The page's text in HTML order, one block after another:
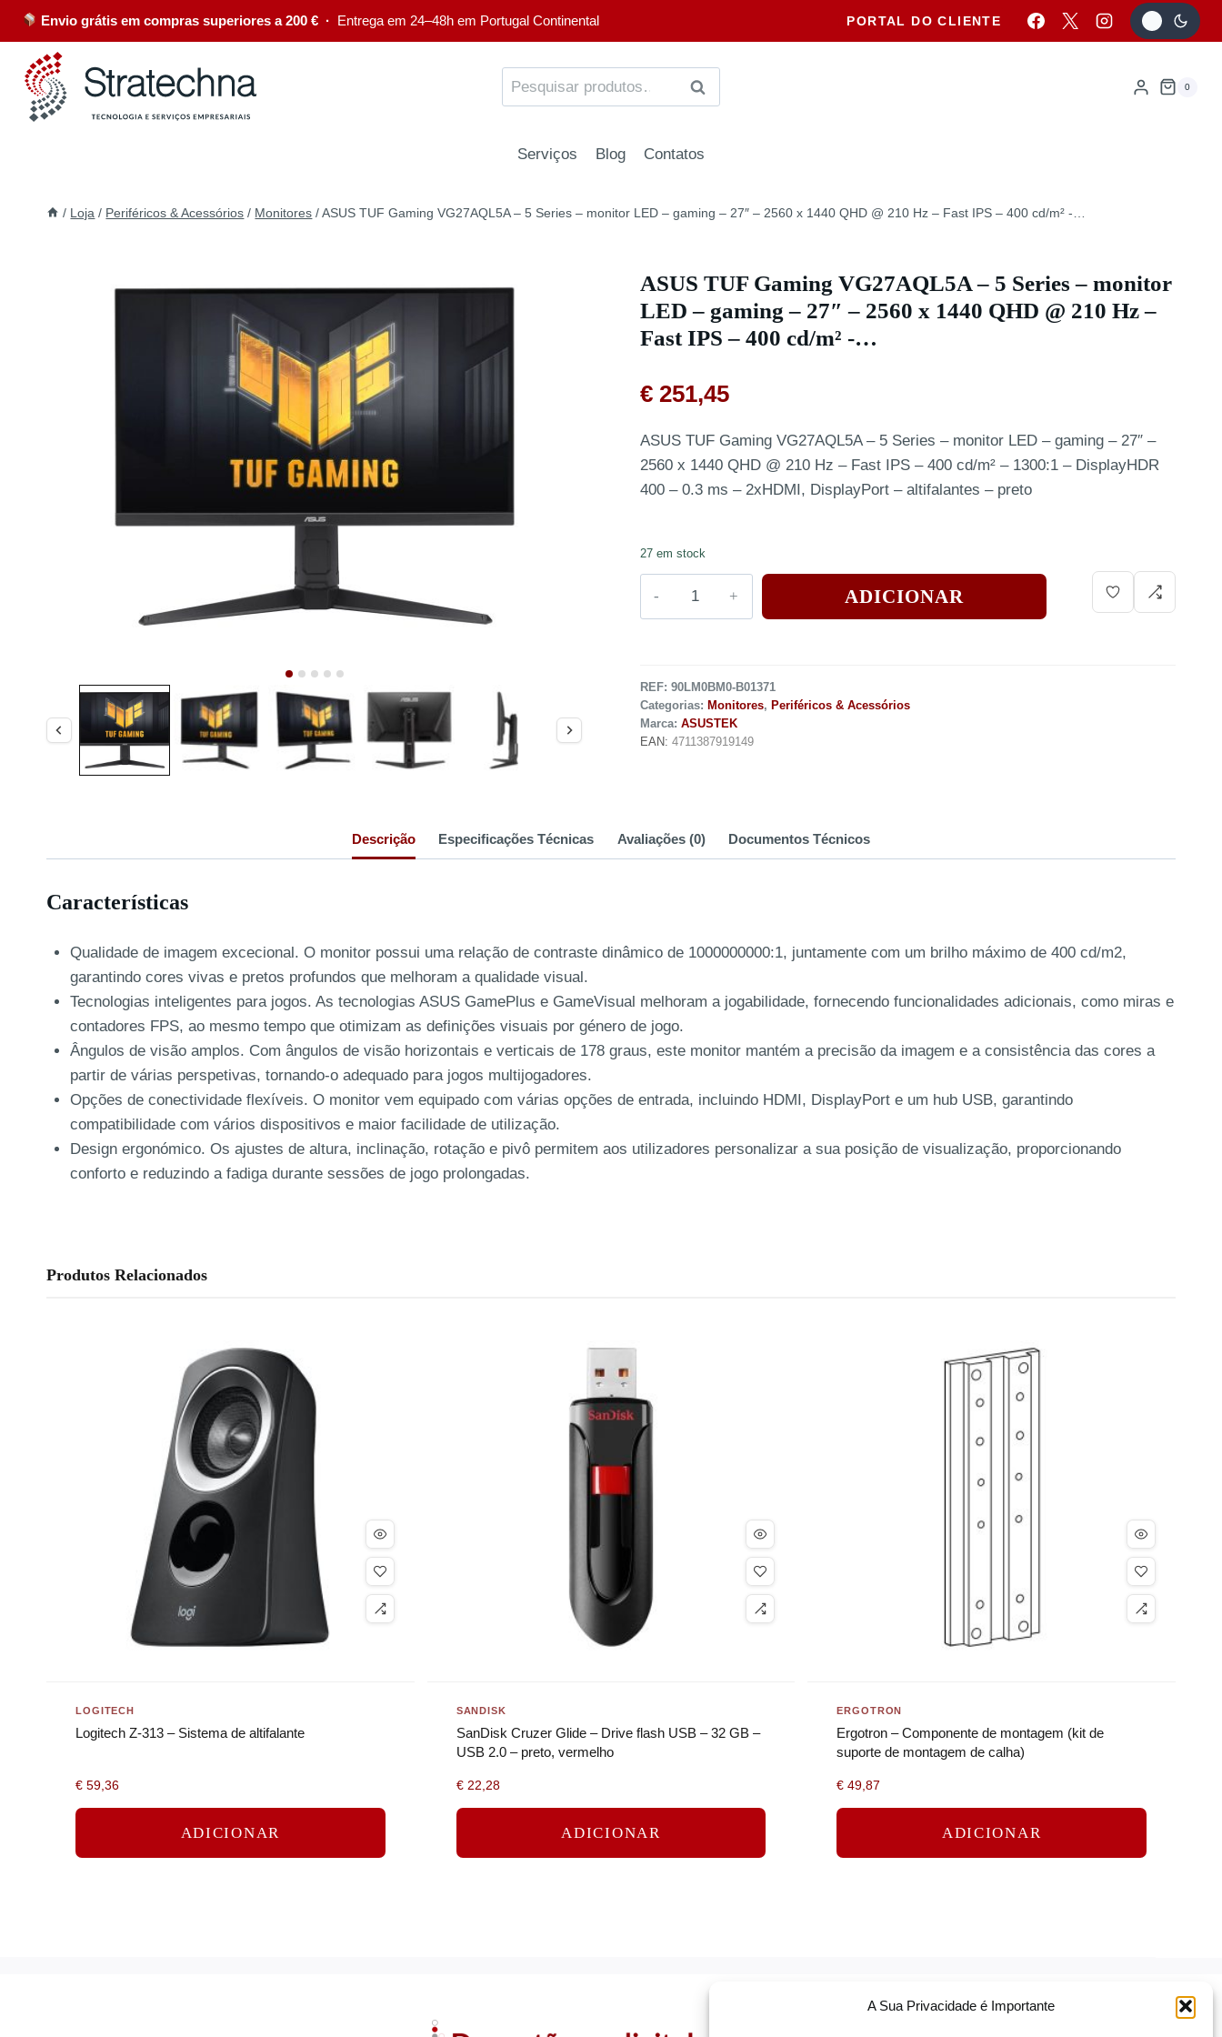
A Sua Privacidade é Importante
Envio grátis em compras superiores a 200 € · Entrega em 24–48h em Portugal Continental PORTAL DO CLIENTE
PESQUISA 0
Serviços Blog Contatos
/ Loja / Periféricos & Acessórios / Monitores / ASUS TUF Gaming VG27AQL5A – 5 Series – monitor LED – gaming – 27″ – 2560 x 1440 QHD @ 210 Hz – Fast IPS – 400 cd/m² -…
ASUS TUF Gaming VG27AQL5A – 5 Series – monitor
LED – gaming – 27″ – 2560 x 1440 QHD @ 210 Hz –
Fast IPS – 400 cd/m² -…
€ 251,45
ASUS TUF Gaming VG27AQL5A – 5 Series – monitor LED – gaming – 27″ –
2560 x 1440 QHD @ 210 Hz – Fast IPS – 400 cd/m² – 1300:1 – DisplayHDR
400 – 0.3 ms – 2xHDMI, DisplayPort – altifalantes – preto
27 em stock
ADICIONAR
REF: 90LM0BM0-B01371
Categorias: Monitores, Periféricos & Acessórios
Marca: ASUSTEK
EAN: 4711387919149
Descrição Especificações Técnicas Avaliações (0) Documentos Técnicos
Características
Qualidade de imagem excecional. O monitor possui uma relação de contraste dinâmico de 1000000000:1, juntamente com um brilho máximo de 400 cd/m2,
garantindo cores vivas e pretos profundos que melhoram a qualidade visual.
Tecnologias inteligentes para jogos. As tecnologias ASUS GamePlus e GameVisual melhoram a jogabilidade, fornecendo funcionalidades adicionais, como miras e
contadores FPS, ao mesmo tempo que otimizam as definições visuais por género de jogo.
Ângulos de visão amplos. Com ângulos de visão horizontais e verticais de 178 graus, este monitor mantém a precisão da imagem e a consistência das cores a
partir de várias perspetivas, tornando-o adequado para jogos multijogadores.
Opções de conectividade flexíveis. O monitor vem equipado com várias opções de entrada, incluindo HDMI, DisplayPort e um hub USB, garantindo
compatibilidade com vários dispositivos e maior facilidade de utilização.
Design ergonómico. Os ajustes de altura, inclinação, rotação e pivô permitem aos utilizadores personalizar a sua posição de visualização, proporcionando
conforto e reduzindo a fadiga durante sessões de jogo prolongadas.
Produtos Relacionados
LOGITECH
Logitech Z-313 – Sistema de altifalante
€ 59,36
ADICIONAR
SANDISK
SanDisk Cruzer Glide – Drive flash USB – 32 GB –
USB 2.0 – preto, vermelho
€22,28
ADICIONAR
ERGOTRON
Ergotron – Componente de montagem (kit de
suporte de montagem de calha)
€ 49,87
ADICIONAR